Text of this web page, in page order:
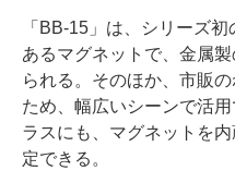
「BB-15」は、シリーズ
あるマグネットで、金属
られる。そのほか、市販
ため、幅広いシーンで活
ラスにも、マグネットを
定できる。